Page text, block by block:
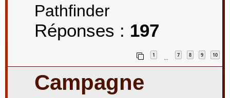
Pathfinder
Réponses : 197
1
…
7 8 9 10
Campagne